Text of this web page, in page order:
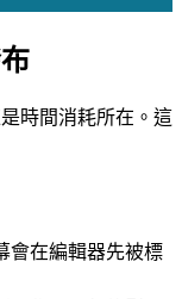
時間消耗所在。這
會在編輯器先被標